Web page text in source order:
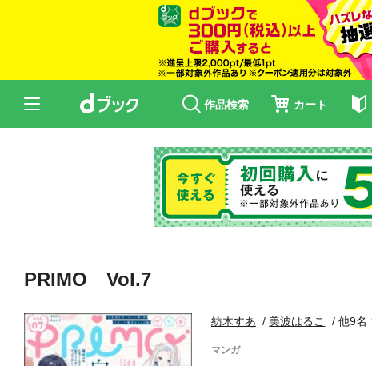
作品検索 カート
PRIMO Vol.7
紡木すあ 美波はるこ 他9名
マンガ